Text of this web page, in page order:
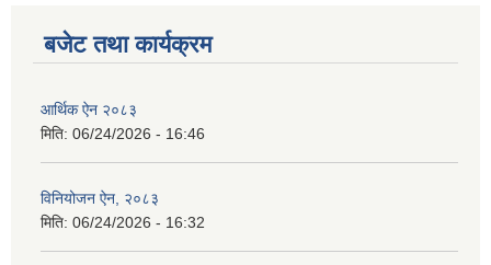
बजेट तथा कार्यक्रम
आर्थिक ऐन २०८३
मिति: 06/24/2026 - 16:46
विनियोजन ऐन, २०८३
मिति: 06/24/2026 - 16:32